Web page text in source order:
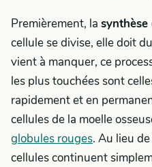
Premièrement, la synthèse
cellule se divise, elle doit
vient à manquer, ce
les plus touchées sont
rapidement et en
cellules de la moelle
globules rouges. Au lieu
cellules continuent